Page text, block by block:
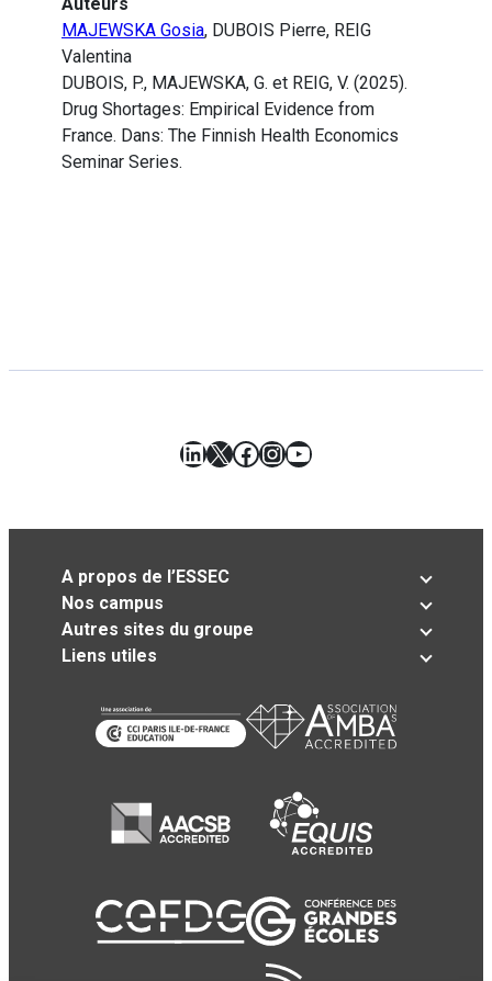
MAJEWSKA Gosia, DUBOIS Pierre, REIG
Valentina
DUBOIS, P., MAJEWSKA, G. et REIG, V. (2025).
Drug Shortages: Empirical Evidence from
France. Dans: The Finnish Health Economics
Seminar Series.
LinkedIn
X Facebook
Instagram
YouTube
A propos de l’ESSEC
Nos campus
Autres sites du groupe
Liens utiles